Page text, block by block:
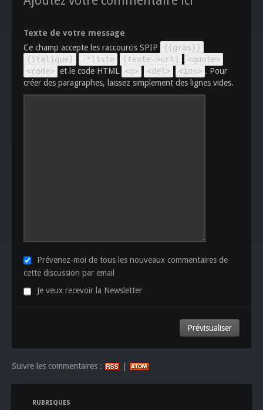
Texte de votre message
Ce champ accepte les raccourcis SPIP
{{gras}}
{italique}
-*liste [texte->url]
<quote>
<code> et le code HTML <q> <del> <ins> . Pour
créer des paragraphes, laissez simplement des lignes vides.
Prévenez-moi de tous les nouveaux commentaires de
cette discussion par email
Je veux recevoir la Newsletter
Suivre les commentaires : |
RUBRIQUES